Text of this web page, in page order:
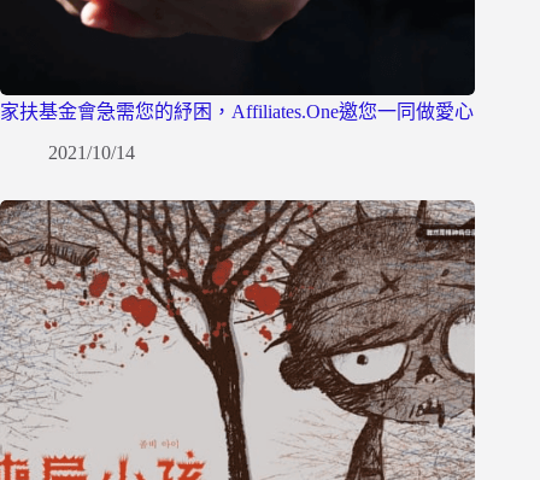
家扶基金會急需您的紓困，Affiliates.One邀您一同做愛心
2021/10/14